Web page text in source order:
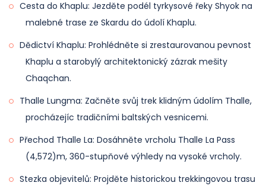
Cesta do Khaplu: Jezděte podél tyrkysové řeky Shyok na
malebné trase ze Skardu do údolí Khaplu.
Dědictví Khaplu: Prohlédněte si zrestaurovanou pevnost
Khaplu a starobylý architektonický zázrak mešity
Chaqchan.
Thalle Lungma: Začněte svůj trek klidným údolím Thalle,
procházejíc tradičními baltských vesnicemi.
Přechod Thalle La: Dosáhněte vrcholu Thalle La Pass
(4,572)m, 360-stupňové výhledy na vysoké vrcholy.
Stezka objevitelů: Projděte historickou trekkingovou trasu